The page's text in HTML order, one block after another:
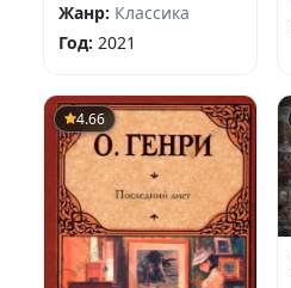
Жанр: Классика
Год: 2021
4.66